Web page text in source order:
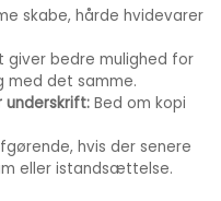
skabe, hårde hvidevarer
giver bedre mulighed for
det samme.
Bed om kopi
hvis der senere
eller istandsættelse.